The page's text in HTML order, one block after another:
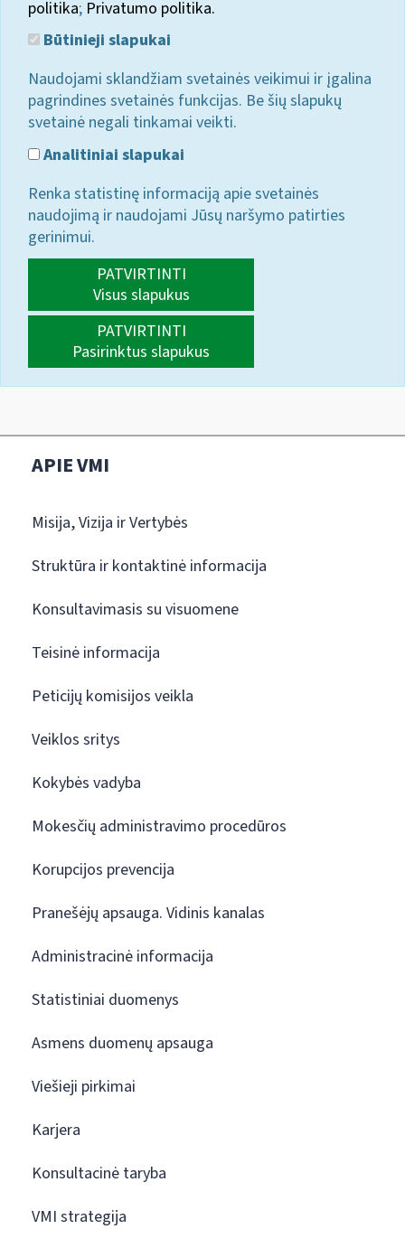
politika; Privatumo politika.
Būtinieji slapukai
Naudojami sklandžiam svetainės veikimui ir įgalina
pagrindines svetainės funkcijas. Be šių slapukų
svetainė negali tinkamai veikti.
Analitiniai slapukai
Renka statistinę informaciją apie svetainės
naudojimą ir naudojami Jūsų naršymo patirties
gerinimui.
PATVIRTINTI
Visus slapukus
PATVIRTINTI
Pasirinktus slapukus
APIE VMI
Misija, Vizija ir Vertybės
Struktūra ir kontaktinė informacija
Konsultavimasis su visuomene
Teisinė informacija
Peticijų komisijos veikla
Veiklos sritys
Kokybės vadyba
Mokesčių administravimo procedūros
Korupcijos prevencija
Pranešėjų apsauga. Vidinis kanalas
Administracinė informacija
Statistiniai duomenys
Asmens duomenų apsauga
Viešieji pirkimai
Karjera
Konsultacinė taryba
VMI strategija